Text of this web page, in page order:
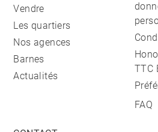
Vendre
Les quartiers
Nos agences
Barnes
Actualités
TTC
FAQ